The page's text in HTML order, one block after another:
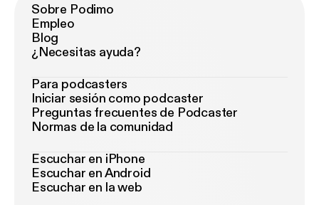
Sobre Podimo
Empleo
Blog
¿Necesitas ayuda?
Para podcasters
Iniciar sesión como podcaster
Preguntas frecuentes de Podcaster
Normas de la comunidad
Escuchar en iPhone
Escuchar en Android
Escuchar en la web